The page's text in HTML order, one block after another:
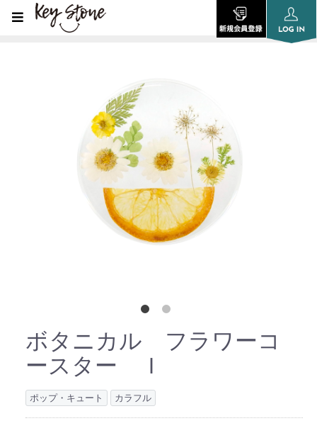
ボタニカル フラワーコ
ースター Ｉ
ポップ・キュート カラフル